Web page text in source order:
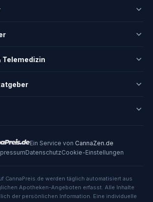
Telemedizin
Ein Service von CannaZen.de
DatenschutzCookie-Einstellungen
CannaPreis.de werden täglich automatisiert aus
Apotheken-Angeboten erfasst. Alle Inhalte
der persönlichen Information. Eine individuelle